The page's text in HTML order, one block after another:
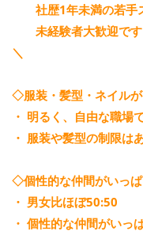
社歴1年未満の若手
未経験者大歓迎です
＼
◇服装・髪型・ネイルが
・ 明るく、自由な職場
・ 服装や髪型の制限は
◇個性的な仲間がいっ
・ 男女比ほぼ50:50
・ 個性的な仲間がいっ